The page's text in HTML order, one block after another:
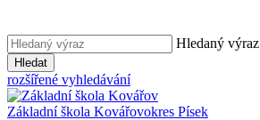
Hledaný výraz
Hledat
rozšířené vyhledávání
Základní škola Kovářovokres Písek